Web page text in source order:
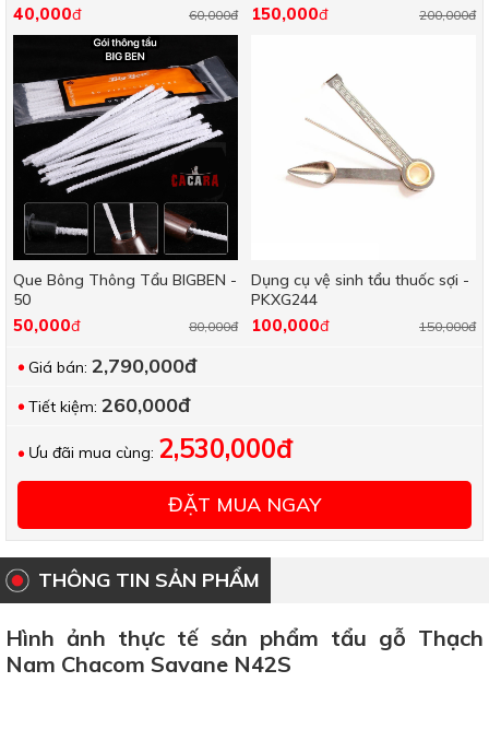
60,000đ
40,000đ 200,000đ
150,000đ
Que Bông Thông Tẩu BIGBEN -
50
80,000đ
50,000đ
Dụng cụ vệ sinh tẩu thuốc sợi -
PKXG244
150,000đ
100,000đ
Giá bán: 2,790,000đ
Tiết kiệm: 260,000đ
Ưu đãi mua cùng: 2,530,000đ
ĐẶT MUA NGAY
THÔNG TIN SẢN PHẨM
Hình ảnh thực tế sản phẩm tẩu gỗ Thạch
Nam Chacom Savane N42S